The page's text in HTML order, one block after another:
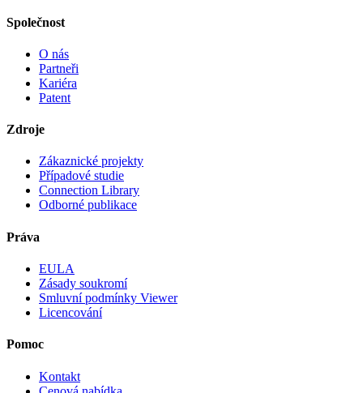
Společnost
O nás
Partneři
Kariéra
Patent
Zdroje
Zákaznické projekty
Případové studie
Connection Library
Odborné publikace
Práva
EULA
Zásady soukromí
Smluvní podmínky Viewer
Licencování
Pomoc
Kontakt